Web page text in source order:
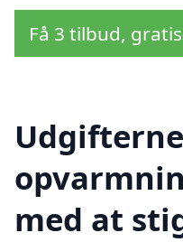
Få 3 tilbud,
med at